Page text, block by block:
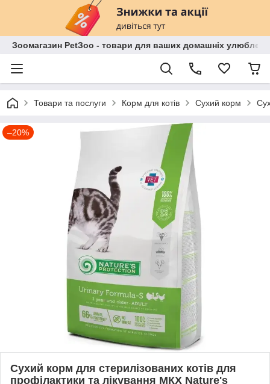
Зоомагазин PetЗoo - товари для ваших домашніх
Товари та послуги Корм для котів Сухий корм
–20%
Сухий корм для стерилізованих котів для
профілактики та лікування МКХ Nature's